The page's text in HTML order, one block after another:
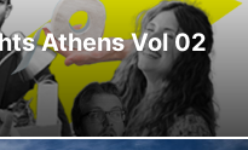
Athens Vol 02